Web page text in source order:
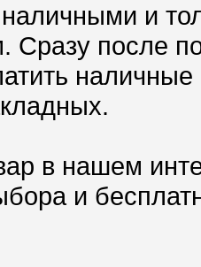
и
Сразу после
в нашем
и